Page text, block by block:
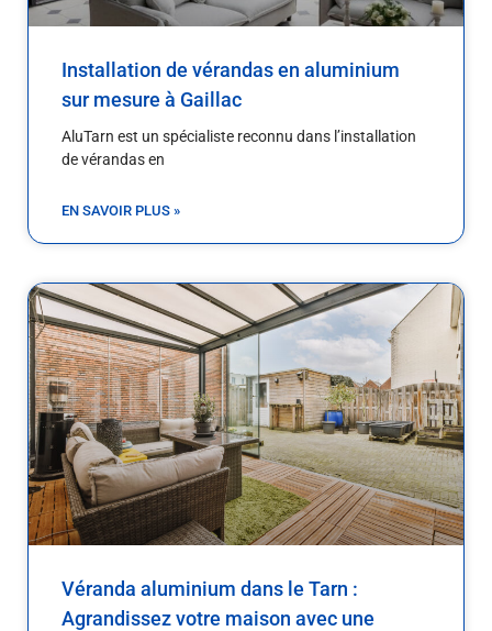
Installation de vérandas en aluminium
sur mesure à Gaillac
AluTarn est un spécialiste reconnu dans l’installation
de vérandas en
EN SAVOIR PLUS »
Véranda aluminium dans le Tarn :
Agrandissez votre maison avec une